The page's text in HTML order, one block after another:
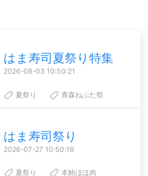
はま寿司夏祭り特集
2026-08-03 10:50:21
夏祭り 青森ねぶた祭
はま寿司祭り
2026-07-27 10:50:16
夏祭り 本鮪ほほ肉